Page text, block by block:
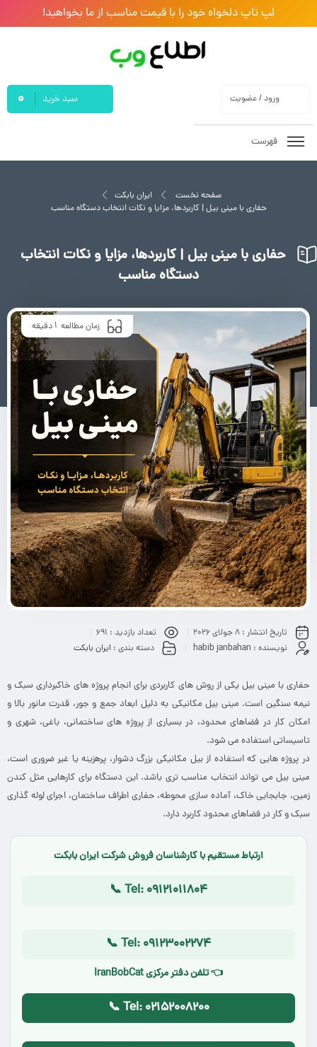
لپ تاپ دلخواه خود را با قیمت مناسب از ما بخواهید!
ورود / عضویت سبد خرید 0
فهرست
صفحه نخست
ایران بابکت
حفاری با مینی بیل | کاربردها، مزایا و نکات انتخاب دستگاه مناسب
حفاری با مینی بیل | کاربردها، مزایا و نکات انتخاب
دستگاه مناسب
زمان مطالعه 1 دقیقه
تاریخ انتشار : 8 جولای 2026 تعداد بازدید : 691
نویسنده : habib janbahan دسته بندی : ایران بابکت
حفاری با مینی بیل یکی از روش های کاربردی برای انجام پروژه های خاکبرداری سبک و
نیمه سنگین است. مینی بیل مکانیکی به دلیل ابعاد جمع و جور، قدرت مانور بالا و
امکان کار در فضاهای محدود، در بسیاری از پروژه های ساختمانی، باغی، شهری و
تاسیساتی استفاده می شود.
در پروژه هایی که استفاده از بیل مکانیکی بزرگ دشوار، پرهزینه یا غیر ضروری است،
مینی بیل می تواند انتخاب مناسب تری باشد. این دستگاه برای کارهایی مثل کندن
زمین، جابجایی خاک، آماده سازی محوطه، حفاری اطراف ساختمان، اجرای لوله گذاری
سبک و کار در فضاهای محدود کاربرد دارد.
ارتباط مستقیم با کارشناسان فروش شرکت ایران بابکت
📞 Tel: 09121011804
📞 Tel: 09123002274
👈 تلفن دفتر مرکزی IranBobCat
📞 Tel: 02152008200